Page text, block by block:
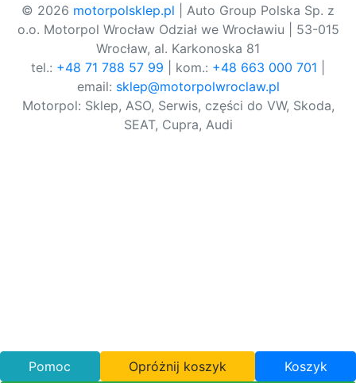
© 2026 motorpolsklep.pl | Auto Group Polska Sp. z
o.o. Motorpol Wrocław Odział we Wrocławiu | 53-015
Wrocław, al. Karkonoska 81
tel.: +48 71 788 57 99 | kom.: +48 663 000 701
email: sklep@motorpolwroclaw.pl
Motorpol: Sklep, ASO, Serwis, części do VW, Skoda,
SEAT, Cupra, Audi
Pomoc Opróżnij koszyk Koszyk